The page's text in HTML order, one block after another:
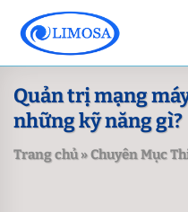
content
Quản trị mạng
những kỹ năng gì?
Trang chủ»Chuyên Mục